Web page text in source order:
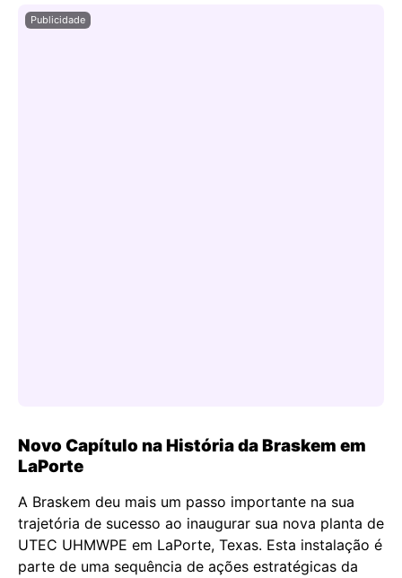
Novo Capítulo na História da Braskem em
LaPorte
A Braskem deu mais um passo importante na sua
trajetória de sucesso ao inaugurar sua nova planta de
UTEC UHMWPE em LaPorte, Texas. Esta instalação é
parte de uma sequência de ações estratégicas da